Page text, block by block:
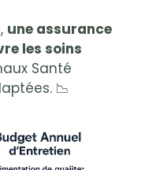
une assurance
les soins
Santé
📉